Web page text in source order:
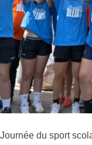
Journée du sport